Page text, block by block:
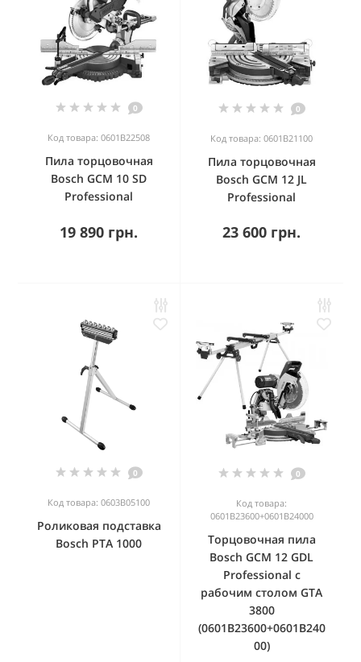
0
Код товара: 0601B22508
Пила торцовочная
Bosch GCM 10 SD
Professional
19 890 грн.
0
Код товара: 0601B21100
Пила торцовочная
Bosch GCM 12 JL
Professional
23 600 грн.
0
Код товара: 0603B05100
Роликовая подставка
Bosch PTA 1000
0
Код товара:
0601B23600+0601B24000
Торцовочная пила
Bosch GCM 12 GDL
Professional с
рабочим столом GTA
3800
(0601B23600+0601B240
00)